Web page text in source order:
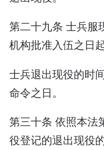
第二十九条 士兵服
机构批准入伍之日起
士兵退出现役的时
命令之日。
第三十条 依照本法
役登记的退出现役